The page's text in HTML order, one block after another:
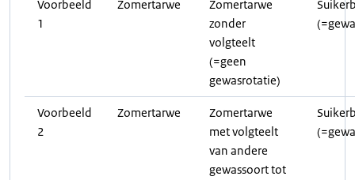
Voorbeeld
1
Zomertarwe
Zomertarwe
zonder
volgteelt
(=geen
gewasrotatie)
Voorbeeld
2
Zomertarwe
Zomertarwe
met volgteelt
van andere
gewassoort tot